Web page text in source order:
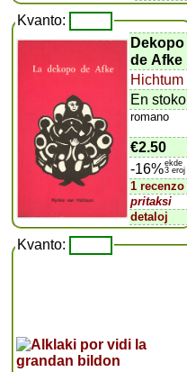
Kvanto:
Dekopo
de Afke
Hichtum
En stoko
romano
€2.50
-16%ekde
3 eroj
1 recenzo
pritaksi
detaloj
Kvanto: